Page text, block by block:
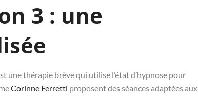
3 : une
une thérapie brève qui utilise l’état d’hypnose pour
Corinne Ferretti proposent des séances adaptées aux